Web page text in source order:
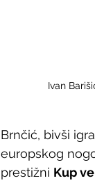
Ivan
Brnčić, bivši
europskog
prestižni Kup